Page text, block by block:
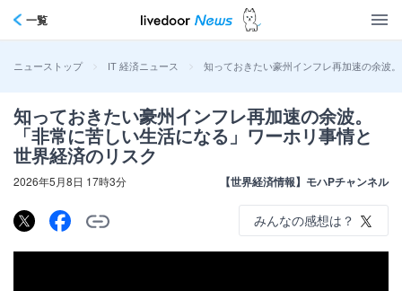
一覧
ニューストップ > IT 経済ニュース > 知っておきたい豪州インフレ再加速の余波
知っておきたい豪州インフレ再加速の余波。
「非常に苦しい生活になる」ワーホリ事情と
世界経済のリスク
2026年5月8日 17時3分 【世界経済情報】モハPチャンネル
みんなの感想は？